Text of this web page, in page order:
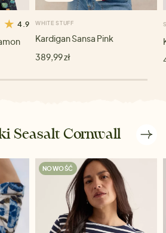
4.9 WHITE STUFF
Kardigan Sansa Pink
389,99 zł
Seasalt Cornwall
NOWOŚĆ